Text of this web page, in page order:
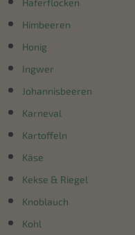
Himbeeren
Honig
Ingwer
Johannisbeeren
Karneval
Kartoffeln
Käse
Kekse & Riegel
Knoblauch
Kohl